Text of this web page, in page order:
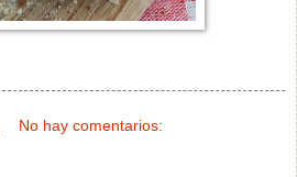
No hay comentarios: